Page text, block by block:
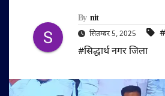
By nit
सितम्बर 5, 2025
#सिद्धार्थ नगर जिला